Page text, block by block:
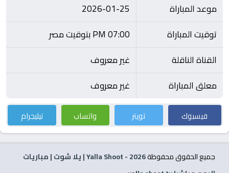
موعد المباراة
2026-01-25
توقيت المباراة
07:00 PM بتوقيت مصر
القناة الناقلة
غير معروف
معلق المباراة
غير معروف
فيسبوك تويتر واتساب تيليجرام
جميع الحقوق محفوظة2026
- Yalla Shoot | يلا شوت | مباريات